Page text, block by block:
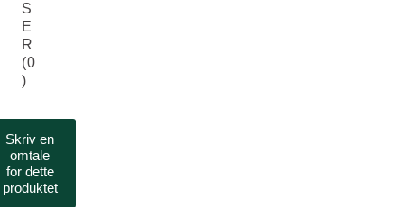
S
E
R
(0
)
Skriv en
omtale
for dette
produktet